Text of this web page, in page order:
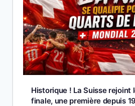
Historique ! La Suisse rejoint
finale, une première depuis